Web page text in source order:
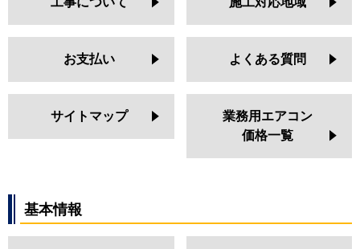
お支払い よくある質問
サイトマップ
業務用エアコン
価格一覧
基本情報